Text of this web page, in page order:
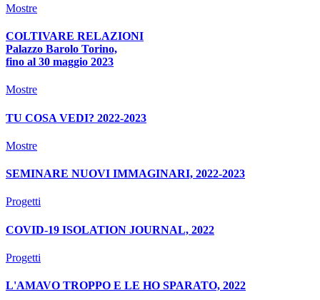
Mostre
COLTIVARE RELAZIONI
Palazzo Barolo Torino,
fino al 30 maggio 2023
Mostre
TU COSA VEDI? 2022-2023
Mostre
SEMINARE NUOVI IMMAGINARI, 2022-2023
Progetti
COVID-19 ISOLATION JOURNAL, 2022
Progetti
L'AMAVO TROPPO E LE HO SPARATO, 2022